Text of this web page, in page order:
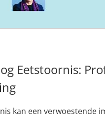
Eetstoornis:
kan een verwoestende